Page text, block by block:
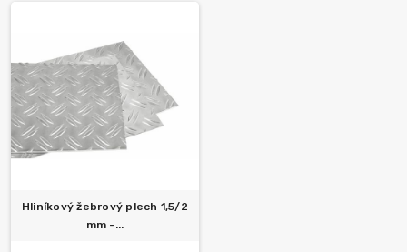
Hliníkový žebrový plech 1,5/2
mm -...